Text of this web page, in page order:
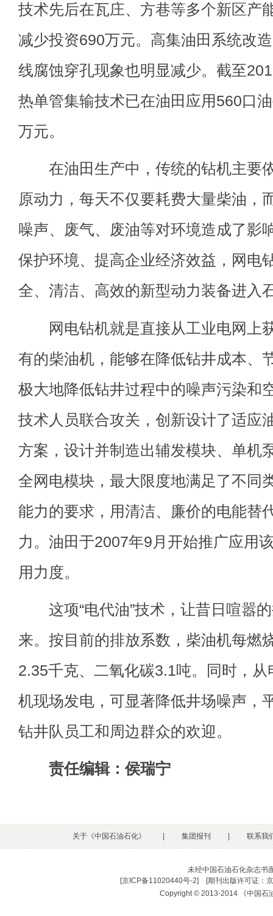
技术先后在瓦庄、方巷等多个新区产
减少投资690万元。高集油田系统改
线腐蚀穿孔现象也明显减少。截至
热单管集输技术已在油田应用560口
万元。
在油田生产中，传统的钻机主要
原动力，每天不仅要耗费大量柴油，
噪声、废气、废油等对环境造成了影
保护环境、提高企业经济效益，网电
全、清洁、高效的新型动力装备进入
网电钻机就是直接从工业电网上
有的柴油机，能够在降低钻井成本、
极大地降低钻井过程中的噪声污染和
技术人员联合攻关，创新设计了适应
方案，设计并制造出辅发模块、单机
全网电模块，最大限度地满足了不同
能力的要求，用清洁、廉价的电能替
力。油田于2007年9月开始推广应用
用力度。
这项“电代油”技术，让昔日喧嚣的
来。按目前的排放系数，柴油机每燃
2.35千克、二氧化碳3.1吨。同时，
机现场发电，可显著降低井场噪声，
钻井队员工和周边群众的欢迎。
责任编辑：侯瑞宁
关于《中国石油石化》 集团报刊 联系我
未经中国石油石化杂志书
[京ICP备11020440号-2] [期刊出版许可证：
Copyright © 2013-2014 《中国石